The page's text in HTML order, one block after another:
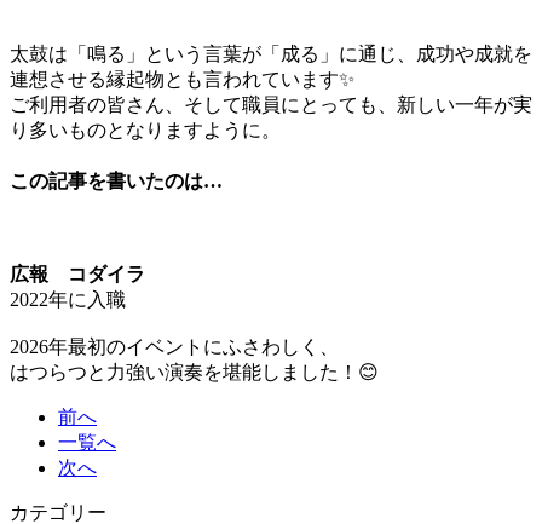
太鼓は「鳴る」という言葉が「成る」に通じ、成功や成就を
連想させる縁起物とも言われています✨
ご利用者の皆さん、そして職員にとっても、新しい一年が実
り多いものとなりますように。
この記事を書いたのは…
広報 コダイラ
2022年に入職
2026年最初のイベントにふさわしく、
はつらつと力強い演奏を堪能しました！😊
前へ
一覧へ
次へ
カテゴリー